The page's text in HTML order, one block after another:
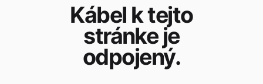
Kábel k tejto
stránke je
odpojený.